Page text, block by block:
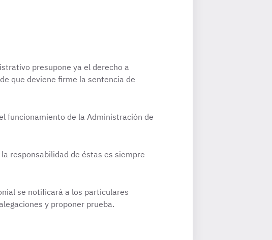
presupone ya el derecho a
que deviene firme la sentencia de
funcionamiento de la Administración de
responsabilidad de éstas es siempre
se notificará a los particulares
y proponer prueba.